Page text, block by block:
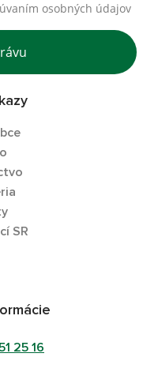
osobných údajov
SR
25 16